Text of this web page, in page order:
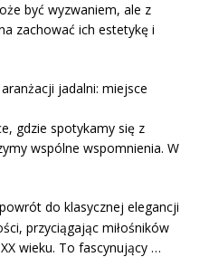
być wyzwaniem, ale z
zachować ich estetykę i
jadalni: miejsce
gdzie spotykamy się z
wspólne wspomnienia. W
do klasycznej elegancji
przyciągając miłośników
wieku. To fascynujący …